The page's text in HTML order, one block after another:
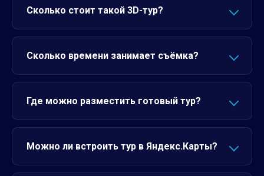
Сколько стоит такой 3D-тур?
Сколько времени занимает съёмка?
Где можно разместить готовый тур?
Можно ли встроить тур в Яндекс.Карты?